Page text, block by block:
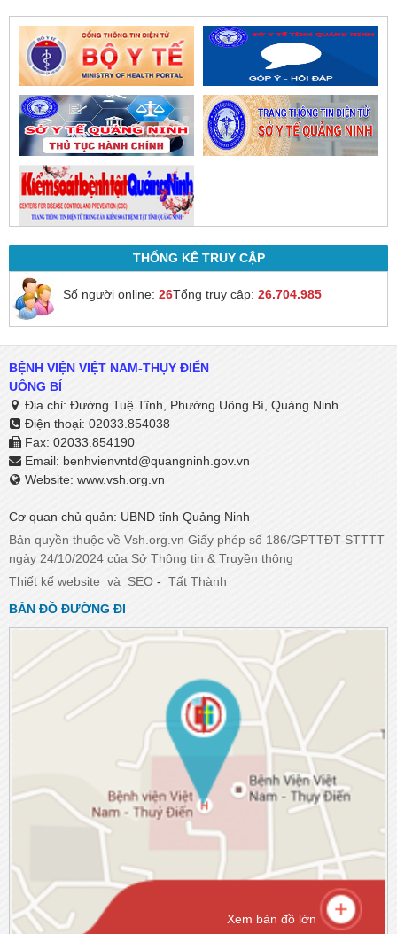
THỐNG KÊ TRUY CẬP
Số người online: 26Tổng truy cập: 26.704.985
BỆNH VIỆN VIỆT NAM-THỤY ĐIỂN
UÔNG BÍ
Địa chỉ: Đường Tuệ Tĩnh, Phường Uông Bí, Quảng Ninh
Điện thoại: 02033.854038
Fax: 02033.854190
Email: benhvienvntd@quangninh.gov.vn​​​​​​​
Website: www.vsh.org.vn
Cơ quan chủ quản: UBND tỉnh Quảng Ninh
Bản quyền thuộc về Vsh.org.vn Giấy phép số 186/GPTTĐT-STTTT
ngày 24/10/2024 của Sở Thông tin & Truyền thông
Thiết kế website và SEO - Tất Thành
BẢN ĐỒ ĐƯỜNG ĐI
Xem bản đồ lớn